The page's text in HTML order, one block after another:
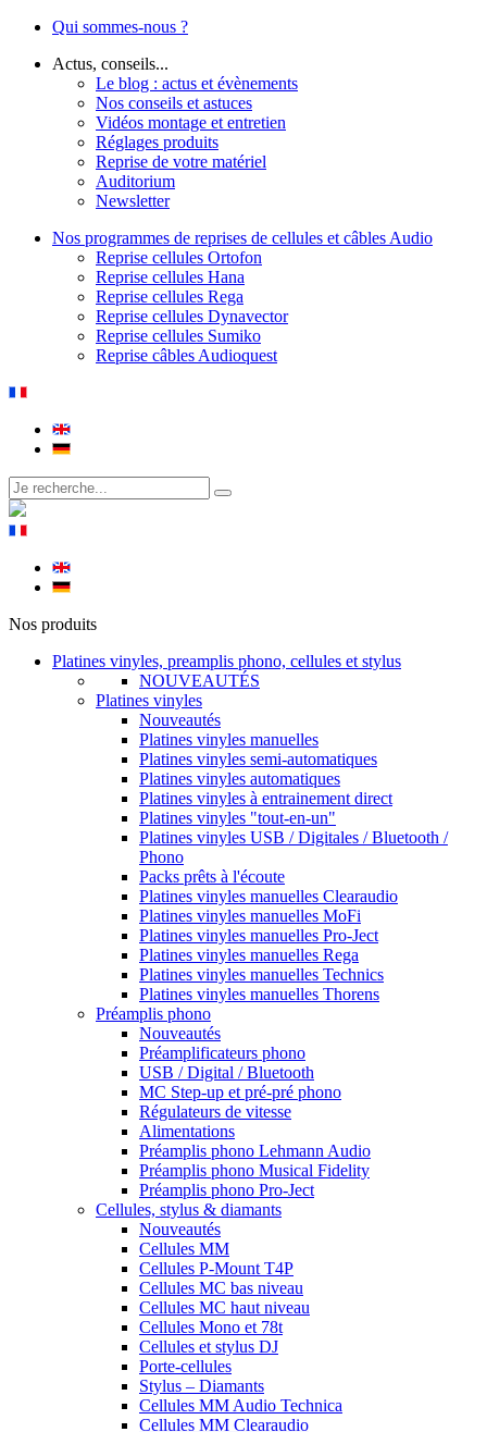
Qui sommes-nous ?
Actus, conseils...
Le blog : actus et évènements
Nos conseils et astuces
Vidéos montage et entretien
Réglages produits
Reprise de votre matériel
Auditorium
Newsletter
Nos programmes de reprises de cellules et câbles Audio
Reprise cellules Ortofon
Reprise cellules Hana
Reprise cellules Rega
Reprise cellules Dynavector
Reprise cellules Sumiko
Reprise câbles Audioquest
Nos produits
Platines vinyles, preamplis phono, cellules et stylus
NOUVEAUTÉS
Platines vinyles
Nouveautés
Platines vinyles manuelles
Platines vinyles semi-automatiques
Platines vinyles automatiques
Platines vinyles à entrainement direct
Platines vinyles "tout-en-un"
Platines vinyles USB / Digitales / Bluetooth /
Phono
Packs prêts à l'écoute
Platines vinyles manuelles Clearaudio
Platines vinyles manuelles MoFi
Platines vinyles manuelles Pro-Ject
Platines vinyles manuelles Rega
Platines vinyles manuelles Technics
Platines vinyles manuelles Thorens
Préamplis phono
Nouveautés
Préamplificateurs phono
USB / Digital / Bluetooth
MC Step-up et pré-pré phono
Régulateurs de vitesse
Alimentations
Préamplis phono Lehmann Audio
Préamplis phono Musical Fidelity
Préamplis phono Pro-Ject
Cellules, stylus & diamants
Nouveautés
Cellules MM
Cellules P-Mount T4P
Cellules MC bas niveau
Cellules MC haut niveau
Cellules Mono et 78t
Cellules et stylus DJ
Porte-cellules
Stylus – Diamants
Cellules MM Audio Technica
Cellules MM Clearaudio